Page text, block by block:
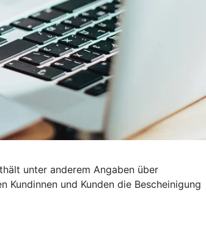
unter anderem Angaben über
und Kunden die Bescheinigung